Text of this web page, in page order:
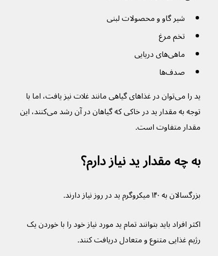
شیر گاو و محصولات لبنی
تخم مرغ
ماهی‌های دریایی
صدف‌ها
ید را می‌توان در غذاهای گیاهی مانند غلات نیز یافت، اما با
توجه به مقدار ید در خاکی که گیاهان در آن رشد می‌کنند، این
مقدار متفاوت است.
به چه مقدار ید نیاز دارم؟
بزرگسالان به ۱۴۰ میکروگرم ید در روز نیاز دارند.
اکثر افراد باید بتوانند تمام ید مورد نیاز خود را با خوردن یک
رژیم غذایی متنوع و متعادل دریافت کنند.